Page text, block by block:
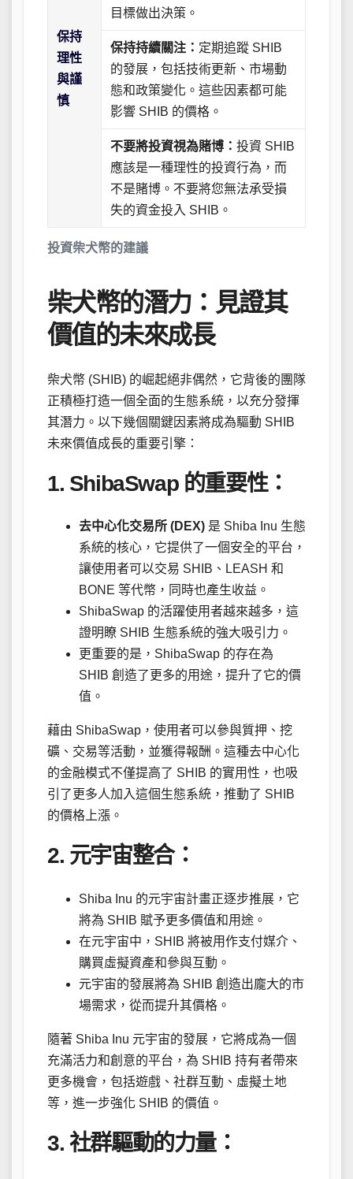
投資柴犬幣的建議
保持
理性
與謹
慎
目標做出決策。
保持持續關注： 定期追蹤 SHIB
的發展，包括技術更新、市場動
態和政策變化。這些因素都可能
影響 SHIB 的價格。
不要將投資視為賭博：投資 SHIB
應該是一種理性的投資行為，而
不是賭博。不要將您無法承受損
失的資金投入 SHIB。
柴犬幣的潛力：見證其
價值的未來成長
柴犬幣 (SHIB) 的崛起絕非偶然，它背後的團隊
正積極打造一個全面的生態系統，以充分發揮
其潛力。以下幾個關鍵因素將成為驅動 SHIB
未來價值成長的重要引擎：
1. ShibaSwap 的重要性：
去中心化交易所 (DEX) 是 Shiba Inu 生態
系統的核心，它提供了一個安全的平台，
讓使用者可以交易 SHIB、LEASH 和
BONE 等代幣，同時也產生收益。
ShibaSwap 的活躍使用者越來越多，這
證明瞭 SHIB 生態系統的強大吸引力。
更重要的是，ShibaSwap 的存在為
SHIB 創造了更多的用途，提升了它的價
值。
藉由 ShibaSwap，使用者可以參與質押、挖
礦、交易等活動，並獲得報酬。這種去中心化
的金融模式不僅提高了 SHIB 的實用性，也吸
引了更多人加入這個生態系統，推動了 SHIB
的價格上漲。
2. 元宇宙整合：
Shiba Inu 的元宇宙計畫正逐步推展，它
將為 SHIB 賦予更多價值和用途。
在元宇宙中，SHIB 將被用作支付媒介、
購買虛擬資產和參與互動。
元宇宙的發展將為 SHIB 創造出龐大的市
場需求，從而提升其價格。
隨著 Shiba Inu 元宇宙的發展，它將成為一個
充滿活力和創意的平台，為 SHIB 持有者帶來
更多機會，包括遊戲、社群互動、虛擬土地
等，進一步強化 SHIB 的價值。
3. 社群驅動的力量：